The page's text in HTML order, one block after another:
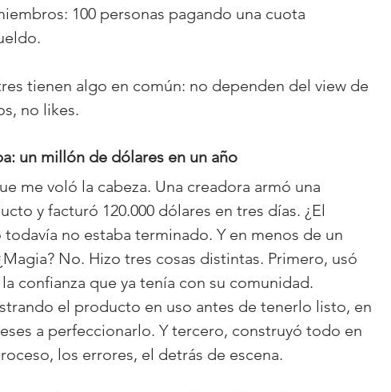
100 personas pagando una cuota
tienen algo en común: no dependen del view de
no likes.
un millón de dólares en un año
me voló la cabeza. Una creadora armó una
y facturó 120.000 dólares en tres días. ¿El
no estaba terminado. Y en menos de un
No. Hizo tres cosas distintas. Primero, usó
confianza que ya tenía con su comunidad.
el producto en uso antes de tenerlo listo, en
a perfeccionarlo. Y tercero, construyó todo en
los errores, el detrás de escena.